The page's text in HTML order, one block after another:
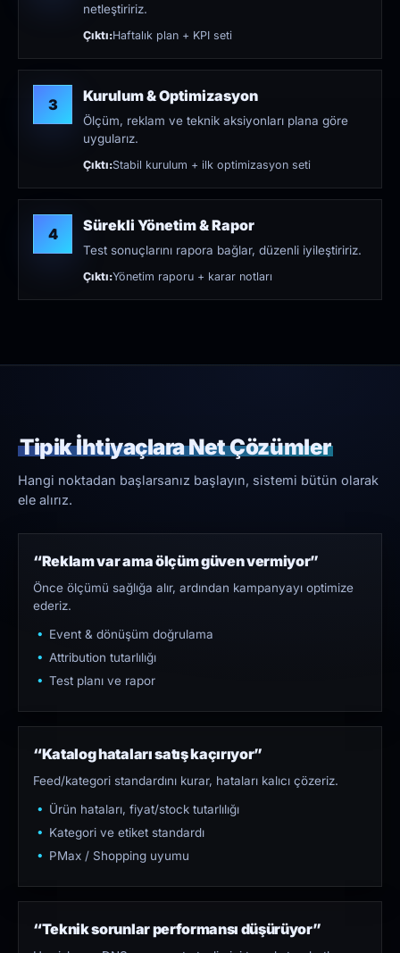
netleştiririz.
Çıktı:Haftalık plan + KPI seti
3 Kurulum & Optimizasyon
Ölçüm, reklam ve teknik aksiyonları plana göre
uygularız.
Çıktı:Stabil kurulum + ilk optimizasyon seti
4 Sürekli Yönetim & Rapor
Test sonuçlarını rapora bağlar, düzenli iyileştiririz.
Çıktı:Yönetim raporu + karar notları
Tipik İhtiyaçlara Net Çözümler
Hangi noktadan başlarsanız başlayın, sistemi bütün olarak
ele alırız.
“Reklam var ama ölçüm güven vermiyor”
Önce ölçümü sağlığa alır, ardından kampanyayı optimize
ederiz.
Event & dönüşüm doğrulama
Attribution tutarlılığı
Test planı ve rapor
“Katalog hataları satış kaçırıyor”
Feed/kategori standardını kurar, hataları kalıcı çözeriz.
Ürün hataları, fiyat/stock tutarlılığı
Kategori ve etiket standardı
PMax / Shopping uyumu
“Teknik sorunlar performansı düşürüyor”